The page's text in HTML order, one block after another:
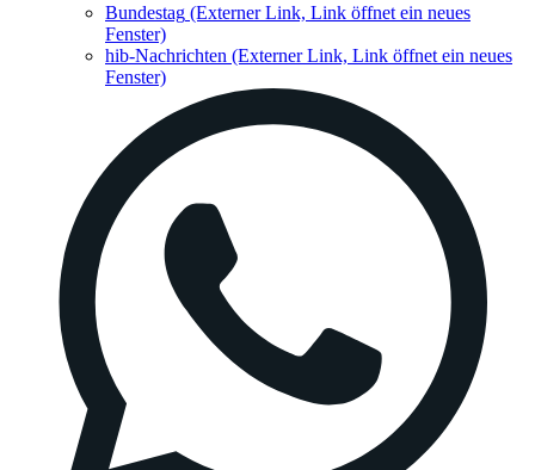
Bundestag (Externer Link, Link öffnet ein neues
Fenster)
hib-Nachrichten (Externer Link, Link öffnet ein neues
Fenster)